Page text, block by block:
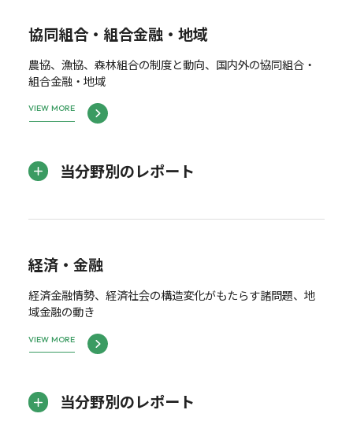
協同組合・組合金融・地域
農協、漁協、森林組合の制度と動向、国内外の協同組合・
組合金融・地域
VIEW MORE
当分野別のレポート
経済・金融
経済金融情勢、経済社会の構造変化がもたらす諸問題、地
域金融の動き
VIEW MORE
当分野別のレポート